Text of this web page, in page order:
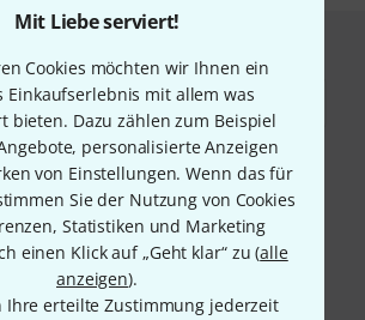
Mit Liebe serviert!
Cookies möchten wir Ihnen ein
Einkaufserlebnis mit allem was
bieten. Dazu zählen zum Beispiel
personalisierte Anzeigen
von Einstellungen. Wenn das für
Sie der Nutzung von Cookies
Statistiken und Marketing
einen Klick auf „Geht klar“ zu (alle
anzeigen).
Ihre erteilte Zustimmung jederzeit
& bezahlen
und sicher per Nachnahme,
Pay,Klarna Sofort bezahlen
oder Kreditkarte.